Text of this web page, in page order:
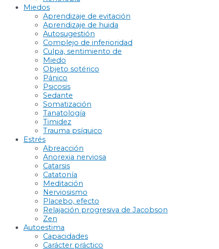
Miedos
Aprendizaje de evitación
Aprendizaje de huida
Autosugestión
Complejo de inferioridad
Culpa, sentimiento de
Miedo
Objeto sotérico
Pánico
Psicosis
Sedante
Somatización
Tanatología
Timidez
Trauma psíquico
Estrés
Abreacción
Anorexia nerviosa
Catarsis
Catatonía
Meditación
Nerviosismo
Placebo, efecto
Relajación progresiva de Jacobson
Zen
Autoestima
Capacidades
Carácter práctico